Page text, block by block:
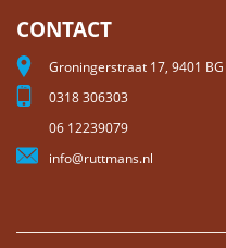
CONTACT
Groningerstraat 17, 9401 BG
0318 306303
06 12239079
info@ruttmans.nl